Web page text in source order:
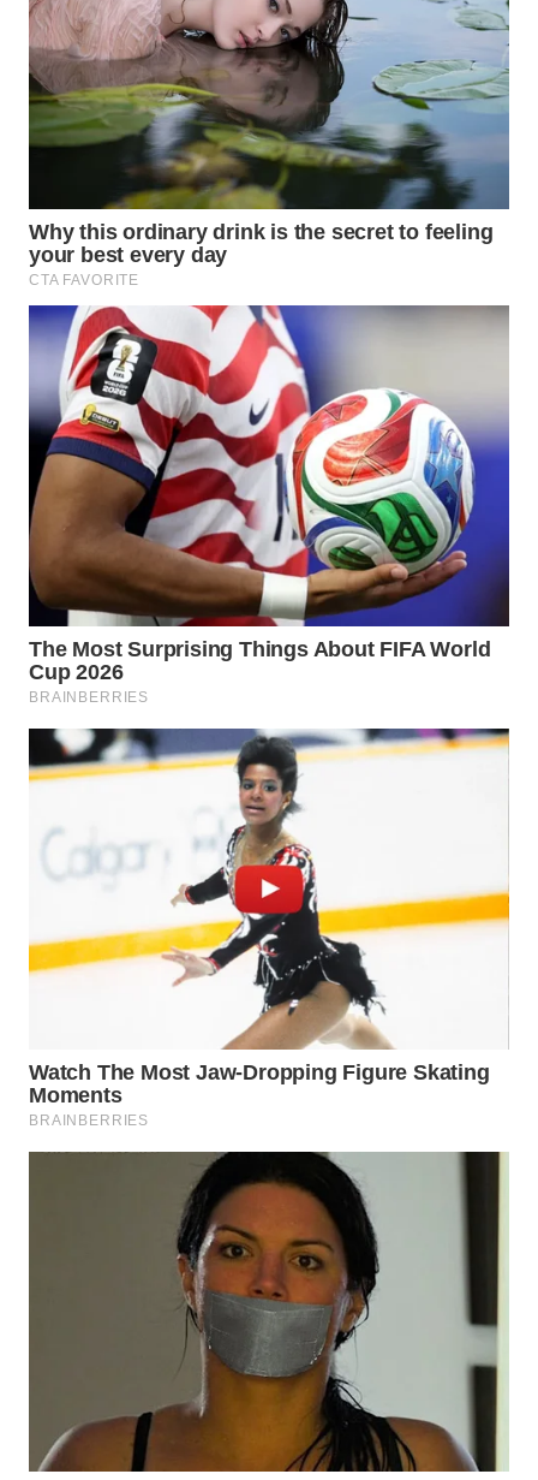
WAHANA
HEALTH
WAHANA
DESA
WISATA
LAPAK
WAHANA
Wahana
Network
KONSUMEN
LISTRIK
MASYARAKAT
KELISTRIKAN
WALINKI
ID
MAWAKA
ID
MARTABAT
NET
PLN
WATCH
KOPEKLIN
TAMBANG